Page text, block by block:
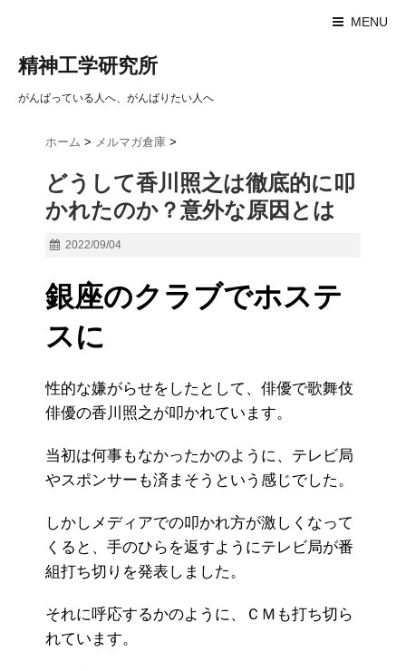
MENU
精神工学研究所
がんばっている人へ、がんばりたい人へ
ホーム > メルマガ倉庫 >
どうして香川照之は徹底的に叩
かれたのか？意外な原因とは
2022/09/04
銀座のクラブでホステ
スに
性的な嫌がらせをしたとして、俳優で歌舞伎
俳優の香川照之が叩かれています。
当初は何事もなかったかのように、テレビ局
やスポンサーも済まそうという感じでした。
しかしメディアでの叩かれ方が激しくなって
くると、手のひらを返すようにテレビ局が番
組打ち切りを発表しました。
それに呼応するかのように、ＣＭも打ち切ら
れています。